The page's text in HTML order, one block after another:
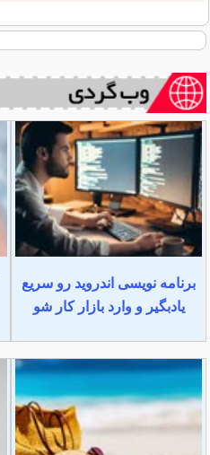
برنامه نویسی اندروید رو سریع
یادبگیر و وارد بازار کار شو